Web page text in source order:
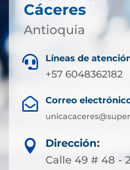
Cáceres
Antioquia
 Líneas de
+57 6048362182
 Correo

Dirección:
Calle 49 # 48 -